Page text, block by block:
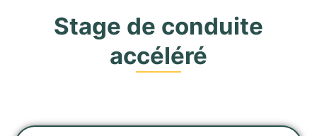
Stage de conduite
accéléré